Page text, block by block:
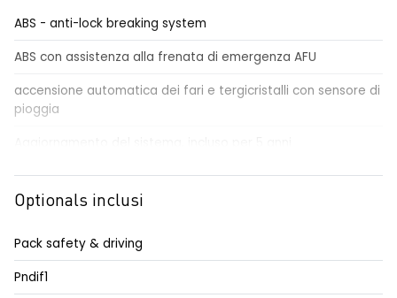
ABS - anti-lock breaking system
ABS con assistenza alla frenata di emergenza AFU
accensione automatica dei fari e tergicristalli con sensore di
pioggia
airbag centrale, airbag laterali e a tendina anteriori e
posteriori
alzacristalli anteriori elettrici impulsionali
Optionals inclusi
Pack safety & driving
Pndif1